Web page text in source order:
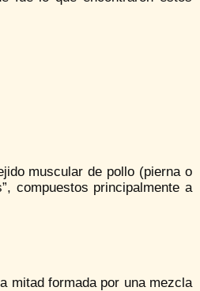
muscular de pollo (pierna o
compuestos principalmente a
mitad formada por una mezcla